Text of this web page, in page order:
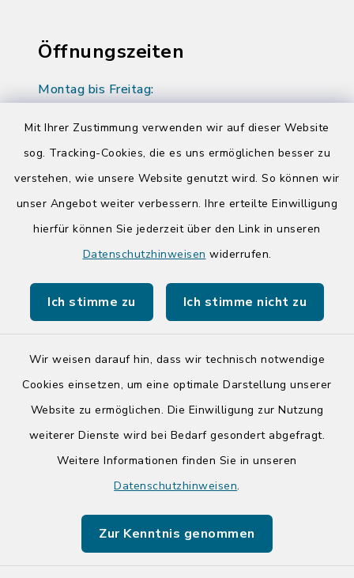
Mit Ihrer Zustimmung verwenden wir auf dieser Website
sog. Tracking-Cookies, die es uns ermöglichen besser zu
verstehen, wie unsere Website genutzt wird. So können wir
unser Angebot weiter verbessern. Ihre erteilte Einwilligung
hierfür können Sie jederzeit über den Link in unseren
Datenschutzhinweisen widerrufen.
Ich stimme zu Ich stimme nicht zu
Wir weisen darauf hin, dass wir technisch notwendige
Cookies einsetzen, um eine optimale Darstellung unserer
Website zu ermöglichen. Die Einwilligung zur Nutzung
weiterer Dienste wird bei Bedarf gesondert abgefragt.
Weitere Informationen finden Sie in unseren
Datenschutzhinweisen.
Zur Kenntnis genommen
Öffnungszeiten
Montag bis Freitag:
Donnerstag zusätzlich:
14:00-17:00 Uhr
Quicklinks
Tourist-Info der Stadt Bad Segeberg
Barrierefreiheit
Impressum